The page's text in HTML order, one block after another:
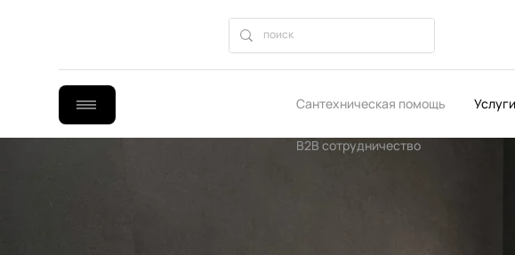
Сантехническая помощь
B2B сотрудничество